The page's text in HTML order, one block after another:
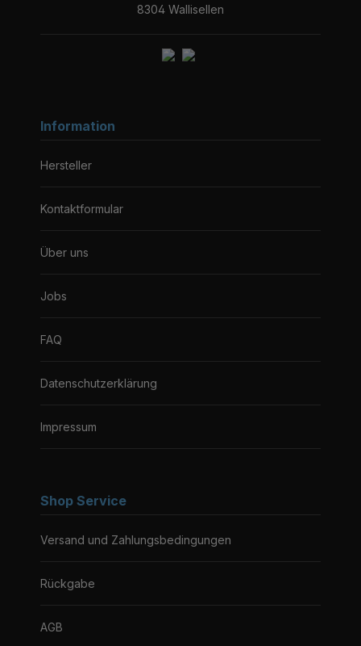
8304 Wallisellen
Information
Hersteller
Kontaktformular
Über uns
Jobs
FAQ
Datenschutzerklärung
Impressum
Shop Service
Versand und Zahlungsbedingungen
Rückgabe
AGB